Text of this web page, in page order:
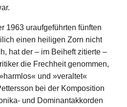
1963 uraufgeführten fünften
einen heiligen Zorn nicht
hat der – im Beiheft zitierte –
die Frechheit genommen,
und »veraltet«
bei der Komposition
und Dominantakkorden